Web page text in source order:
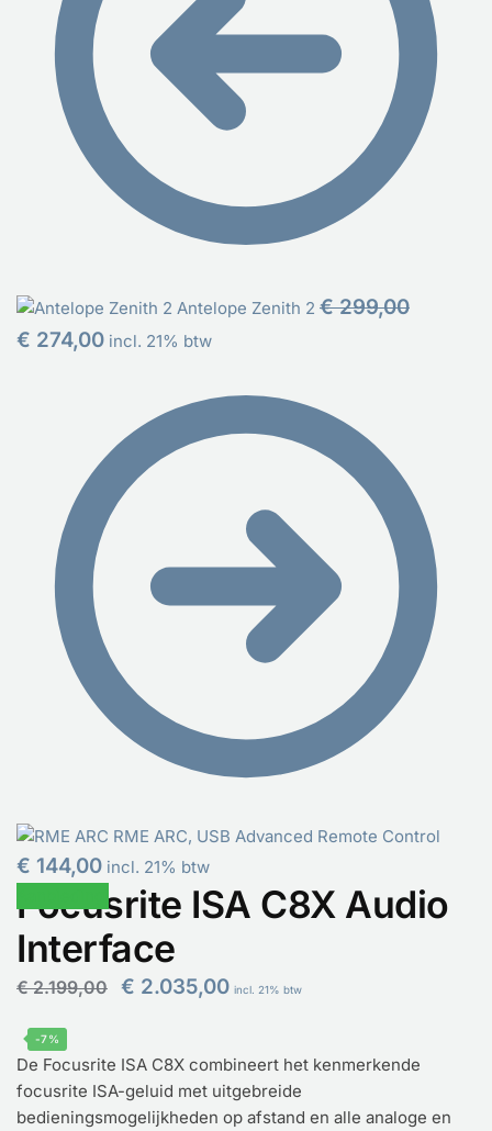
Antelope Zenith 2 €299,00
€ 274,00Huidige
€ 274,00.
incl. 21% btw
RME ARC, USB Advanced Remote Control
€ 144,00 incl. 21% btw
Focusrite ISA C8X Audio
Interface
€2.199,00
Oorspronkelijke
€ 2.199,00.
€ 2.035,00Huidige
€ 2.035,00.
incl. 21% btw
-7%
De Focusrite ISA C8X combineert het kenmerkende
focusrite ISA-geluid met uitgebreide
bedieningsmogelijkheden op afstand en alle analoge en